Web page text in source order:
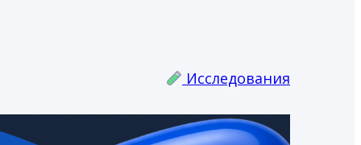
Исследования